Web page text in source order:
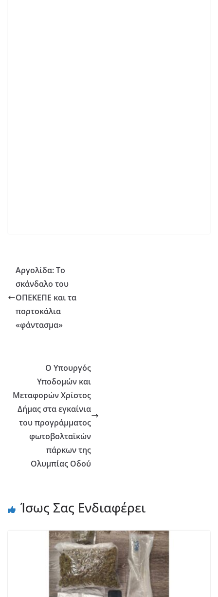
Αργολίδα: Το
σκάνδαλο του
ΟΠΕΚΕΠΕ και τα
πορτοκάλια
«φάντασμα»
Ο Υπουργός
Υποδομών και
Μεταφορών Χρίστος
Δήμας στα εγκαίνια
του προγράμματος
φωτοβολταϊκών
πάρκων της
Ολυμπίας Οδού
Ίσως Σας Ενδιαφέρει